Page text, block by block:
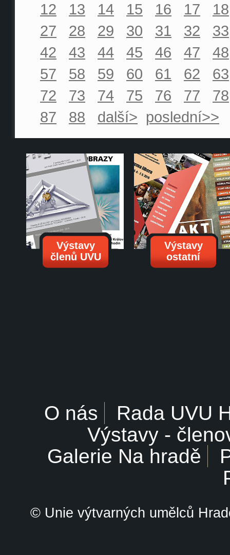
12
13 14 15 16 17
18
27
28 29 30 31 32
33
42
43 44 45 46 47
48
57
58 59 60 61 62
63
72
73 74 75 76 77
78
87
88 další> poslední>>
Výstavy
členů UVU
Výstavy
ostatní
O nás
Rada UVU
Výstavy -
Galerie Na hradě
© Unie výtvarných umělců